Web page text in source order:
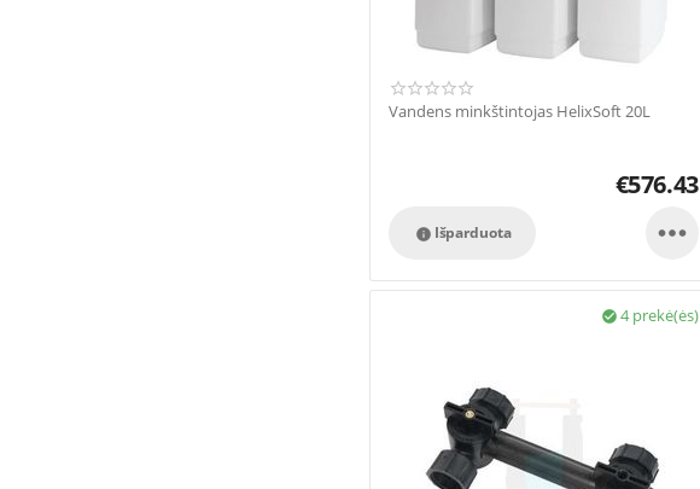
Vandens minkštintojas HelixSoft 20L
€576.43
Išparduota
 
4 prekė(ės)
